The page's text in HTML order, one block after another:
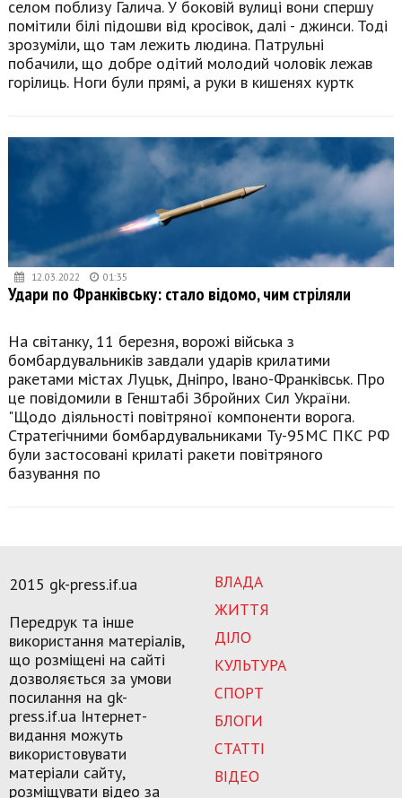
селом поблизу Галича. У боковій вулиці вони спершу
помітили білі підошви від кросівок, далі - джинси. Тоді
зрозуміли, що там лежить людина. Патрульні
побачили, що добре одітий молодий чоловік лежав
горілиць. Ноги були прямі, а руки в кишенях куртк
12.03.2022 01:35
Удари по Франківську: стало відомо, чим стріляли
На світанку, 11 березня, ворожі війська з
бомбардувальників завдали ударів крилатими
ракетами містах Луцьк, Дніпро, Івано-Франківськ. Про
це повідомили в Генштабі Збройних Сил України.
"Щодо діяльності повітряної компоненти ворога.
Стратегічними бомбардувальниками Ту-95МС ПКС РФ
були застосовані крилаті ракети повітряного
базування по
ВЛАДА
ЖИТТЯ
ДІЛО
КУЛЬТУРА
СПОРТ
БЛОГИ
СТАТТІ
ВІДЕО
2015 gk-press.if.ua
Передрук та інше
використання матеріалів,
що розміщені на сайті
дозволяється за умови
посилання на gk-
press.if.ua Інтернет-
видання можуть
використовувати
матеріали сайту,
розміщувати відео за